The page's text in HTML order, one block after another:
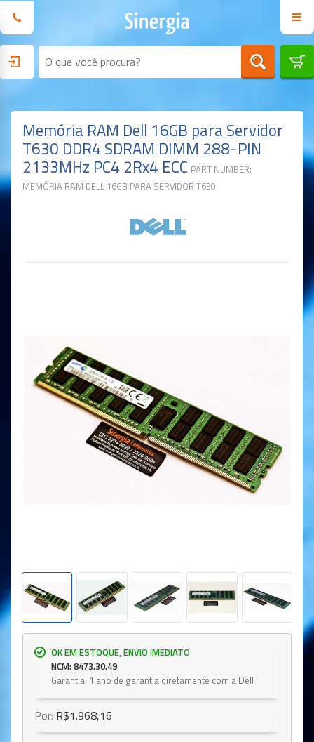
Memória RAM Dell 16GB para Servidor
T630 DDR4 SDRAM DIMM 288-PIN
2133MHz PC4 2Rx4 ECC PART NUMBER:
MEMÓRIA RAM DELL 16GB PARA SERVIDOR T630
OK EM ESTOQUE, ENVIO IMEDIATO
NCM: 8473.30.49
Garantia: 1 ano de garantia diretamente com a Dell
Por: R$1.968,16